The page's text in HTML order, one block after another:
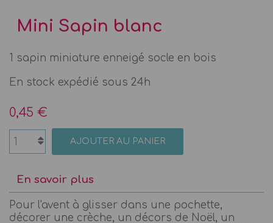
Mini Sapin blanc
1 sapin miniature enneigé socle en bois
En stock expédié sous 24h
0,45 €
AJOUTER AU PANIER
En savoir plus
Pour l'avent à glisser dans une pochette,
décorer une crèche, un décors de Noël, un